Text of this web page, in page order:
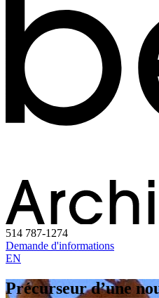
514 787-1274
Demande d'informations
EN
Précurseur d’une